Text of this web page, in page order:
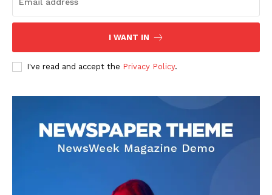
I WANT IN
I've read and accept the Privacy Policy.